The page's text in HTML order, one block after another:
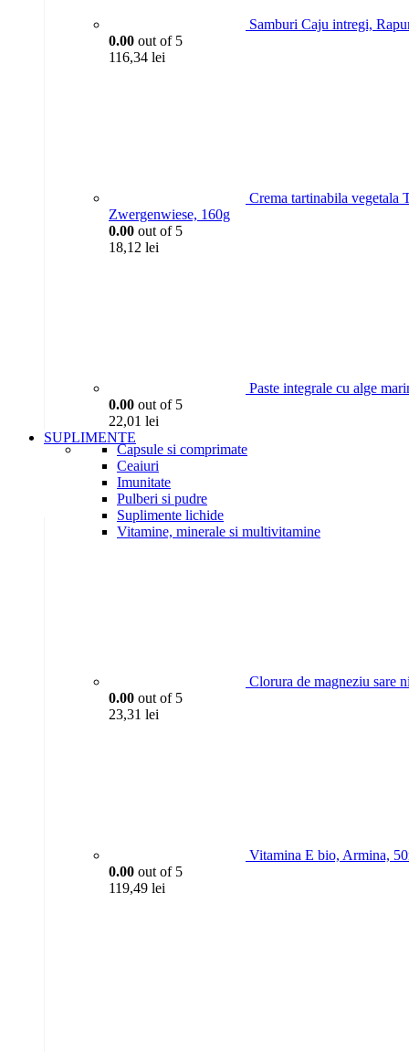
Samburi Caju intregi,
0.00 out of 5
116,34 lei
Crema tartinabila vegetala
Zwergenwiese, 160g
0.00 out of 5
18,12 lei
Paste integrale cu alge
0.00 out of 5
22,01 lei
SUPLIMENTE
Capsule si comprimate
Ceaiuri
Imunitate
Pulberi si pudre
Suplimente lichide
Vitamine, minerale si multivitamine
Clorura de magneziu sare
0.00 out of 5
23,31 lei
Vitamina E bio, Armina,
0.00 out of 5
119,49 lei